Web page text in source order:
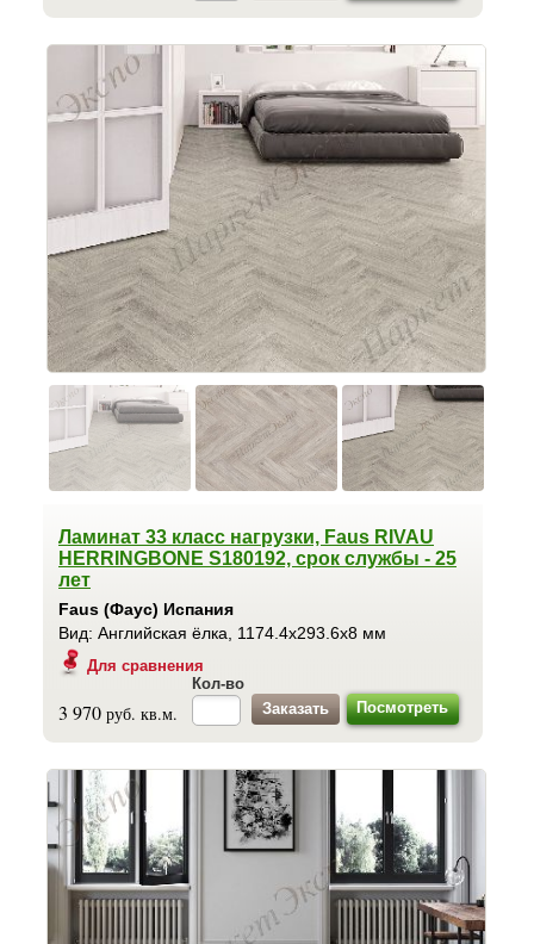
Ламинат 33 класс нагрузки, Faus RIVAU
HERRINGBONE S180192, срок службы - 25
лет
Faus (Фаус) Испания
Вид: Английская ёлка, 1174.4x293.6x8 мм
Для сравнения
3 970 руб. кв.м.
Кол-во
Посмотреть